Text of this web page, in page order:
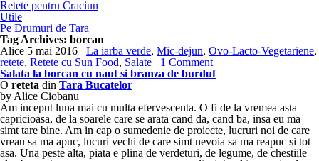
Retete pentru Craciun
Utile
Pe Drumuri de Tara
Tag Archives: borcan
Alice 5 mai 2016 La iarba verde, Mic-dejun, Ovo-Lacto-Vegetariene,
retete, Retete cu Sun Food, Salate
1 Comment
Salata la borcan cu naut si branza de burduf
O reteta din Tara Bucatelor
by Alice Ciobanu
Am inceput luna mai cu multa efervescenta. O fi de la vremea asta
capricioasa, de la soarele care se arata cand da, cand ba, insa eu ma
simt tare bine. Am in cap o sumedenie de proiecte, lucruri noi de care
vreau sa ma apuc, lucuri vechi de care simt nevoia sa ma reapuc si tot
asa. Una peste alta, piata e plina de verdeturi, de legume, de chestiile